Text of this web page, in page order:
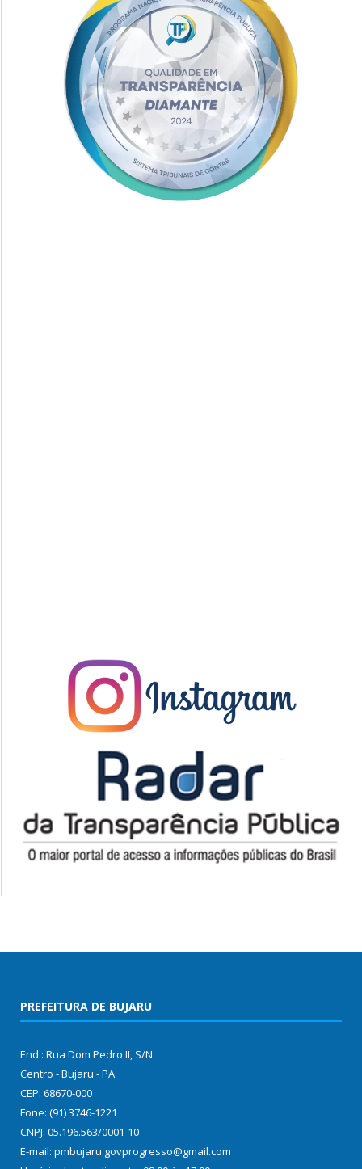
PREFEITURA DE BUJARU
End.: Rua Dom Pedro II, S/N
Centro - Bujaru - PA
CEP: 68670-000
Fone: (91) 3746-1221
CNPJ: 05.196.563/0001-10
E-mail: pmbujaru.govprogresso@gmail.com